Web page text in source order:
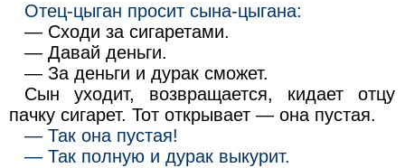
Отец-цыган просит сына-цыгана:
— Сходи за сигаретами.
— Давай деньги.
— За деньги и дурак сможет.
Сын уходит, возвращается, кидает отцу
пачку сигарет. Тот открывает — она пустая.
— Так она пустая!
— Так полную и дурак выкурит.